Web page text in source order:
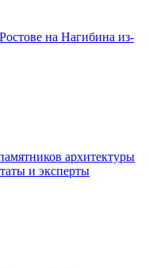
на Нагибина из-
архитектуры
и эксперты